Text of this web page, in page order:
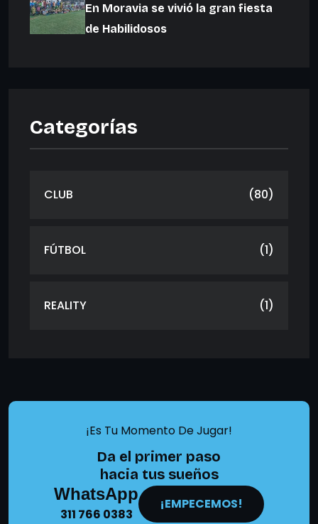
En Moravia se vivió la gran fiesta
de Habilidosos
Categorías
CLUB (80)
FÚTBOL (1)
REALITY (1)
¡Es Tu Momento De Jugar!
Da el primer paso
hacia tus sueños
WhatsApp
311 766 0383
¡EMPECEMOS!